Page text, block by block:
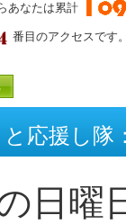
あなたは累計
番目のアクセスで
応援し隊
日曜